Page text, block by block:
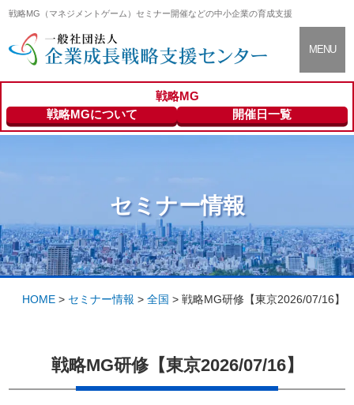
CLOSE
支援センター
について
About
登録専門家の
ご紹介
Expert
戦略MG（マネジメントゲーム）セミナー開催などの中小企業の育成支援
MENU
戦略MG
戦略MGについて 開催日一覧
セミナー情報
HOME> セミナー情報 > 全国 > 戦略MG研修【東京2026/07/16】
戦略MG研修【東京2026/07/16】